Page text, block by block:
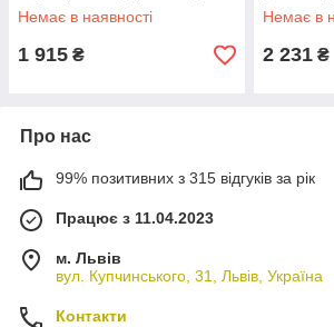
Немає в наявності
1 915 ₴
Немає в
2 231 ₴
Про нас
99% позитивних з 315 відгуків за рік
Працює з 11.04.2023
м. Львів
вул. Купчинського, 31, Львів, Україна
Контакти